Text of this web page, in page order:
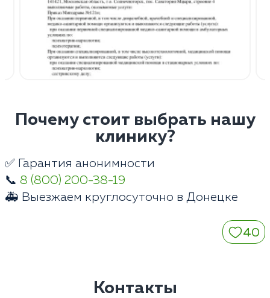
Почему стоит выбрать нашу
клинику?
✅ Гарантия анонимности
📞 8 (800) 200-38-19
🚑 Выезжаем круглосуточно в Донецке
40
Контакты